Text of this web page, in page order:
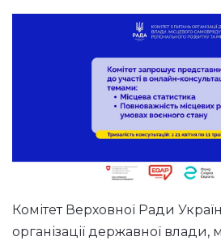
Комітет Верховної Ради
організації державної влади,